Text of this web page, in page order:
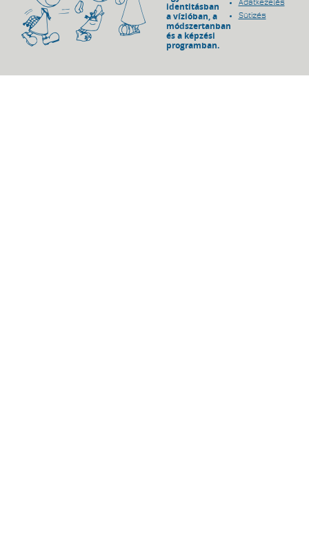
identitásban
a vízióban, a
módszertanban
és a képzési
programban.
Adatkezelés
Sütizés